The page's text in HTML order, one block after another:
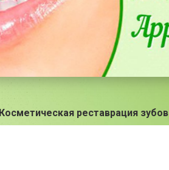
Косметическая реставрация зубов